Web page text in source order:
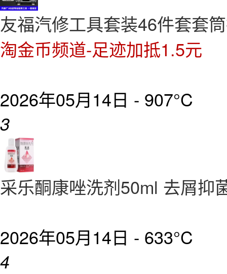
友福汽修工具套装46件套套
淘金币频道-足迹加抵1.5元
2026年05月14日 - 907°C
3
采乐酮康唑洗剂50ml 去屑抑
2026年05月14日 - 633°C
4